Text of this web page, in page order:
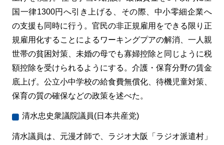
国一律1300円へ引き上げる、その際、中小零細企業へ
の支援も同時に行う。官民の非正規雇用をできる限り正
規雇用化することによるワーキングプアの解消、一人親
世帯の貧困対策、未婚の母でも寡婦控除と同じように税
額控除を受けられるようにする。介護・保育分野の賃金
底上げ。公立小中学校の給食費無償化、待機児童対策、
保育の質の確保などの政策を述べた。
清水忠史衆議院議員(日本共産党)
清水議員は、元漫才師で、ラジオ大阪「ラジオ派遣村」